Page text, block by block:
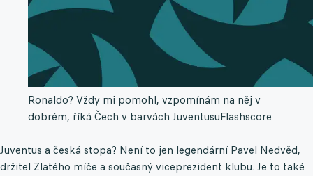
Ronaldo? Vždy mi pomohl, vzpomínám na něj v
dobrém, říká Čech v barvách JuventusuFlashscore
Juventus a česká stopa? Není to jen legendární Pavel Nedvěd,
držitel Zlatého míče a současný viceprezident klubu. Je to také